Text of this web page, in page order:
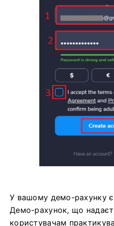
У вашому демо-рахунку
Демо-рахунок, що
користувачам